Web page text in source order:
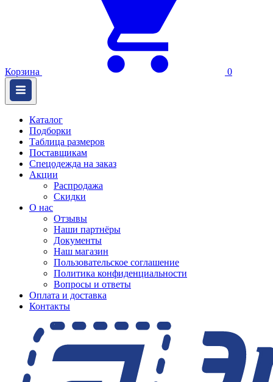
Корзина 0
Каталог
Подборки
Таблица размеров
Поставщикам
Спецодежда на заказ
Акции
Распродажа
Скидки
О нас
Отзывы
Наши партнёры
Документы
Наш магазин
Пользовательское соглашение
Политика конфиденциальности
Вопросы и ответы
Оплата и доставка
Контакты